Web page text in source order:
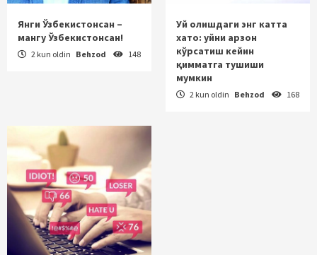
Янги Ўзбекистонсан –
мангу Ўзбекистонсан!
2 kun oldin Behzod 148
Уй олишдаги энг катта
хато: уйни арзон
кўрсатиш кейин
қимматга тушиши
мумкин
2 kun oldin Behzod 168